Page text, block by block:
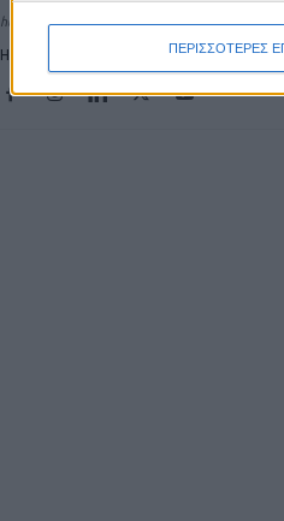
ΠΕΡΙΣΣΟΤΕΡΕΣ
https://neosagon.gr
Η Αρχαιότερη Καθημερινή Πρωινή